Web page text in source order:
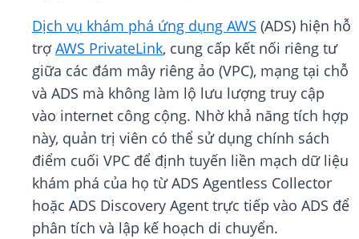
Dịch vụ khám phá ứng dụng AWS (ADS) hiện hỗ
trợAWS PrivateLink, cung cấp kết nối riêng tư
giữa các đám mây riêng ảo (VPC), mạng tại chỗ
và ADS mà không làm lộ lưu lượng truy cập
vào internet công cộng. Nhờ khả năng tích hợp
này, quản trị viên có thể sử dụng chính sách
điểm cuối VPC để định tuyến liền mạch dữ liệu
khám phá của họ từ ADS Agentless Collector
hoặc ADS Discovery Agent trực tiếp vào ADS để
phân tích và lập kế hoạch di chuyển.